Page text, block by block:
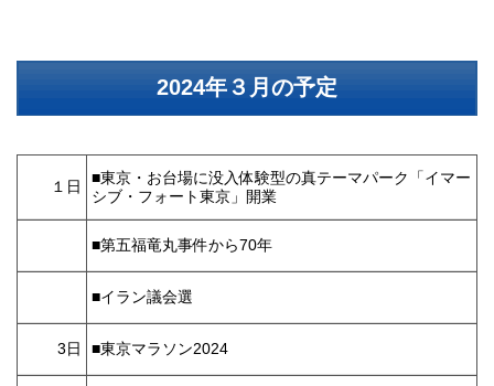
2024年３月の予定
１日
■東京・お台場に没入体験型の真テーマパーク「イマー
シブ・フォート東京」開業
■第五福竜丸事件から70年
■イラン議会選
3日 ■東京マラソン2024